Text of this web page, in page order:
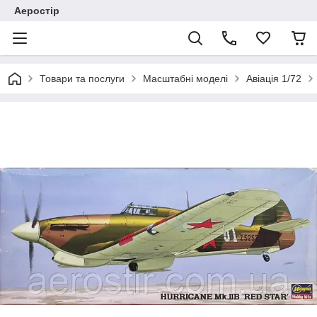
Аеростір
Товари та послуги Масштабні моделі Авіація 1/72